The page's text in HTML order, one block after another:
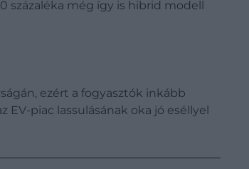
százaléka még így is hibrid modell
ezért a fogyasztók inkább
EV-piac lassulásának oka jó eséllyel